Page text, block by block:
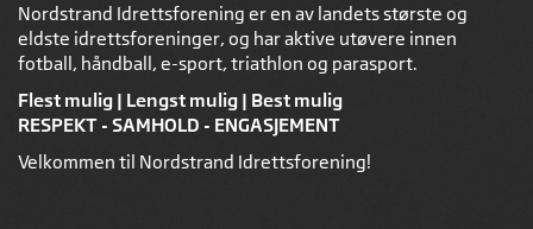
Nordstrand Idrettsforening er en av landets største og
eldste idrettsforeninger, og har aktive utøvere innen
fotball, håndball, e-sport, triathlon og parasport.
Flest mulig | Lengst mulig | Best mulig
RESPEKT - SAMHOLD - ENGASJEMENT
Velkommen til Nordstrand Idrettsforening!